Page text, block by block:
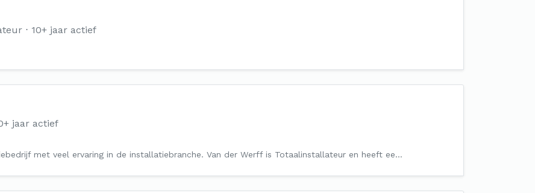
10+ jaar actief
jaar actief
met veel ervaring in de installatiebranche. Van der Werff is Totaalinstallateur en heeft ee…